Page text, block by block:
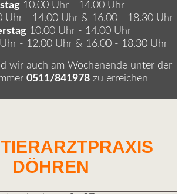
10.00 Uhr - 14.00 Uhr
Uhr - 14.00 Uhr & 16.00 - 18.30 Uhr
10.00 Uhr - 14.00 Uhr
- 12.00 Uhr & 16.00 - 18.30 Uhr
wir auch am Wochenende unter der
0511/841978zu erreichen
DÖHREN